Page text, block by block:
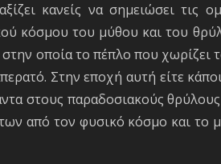
κανείς να σημειώσει τις
κόσμου του μύθου και του
στην οποία το πέπλο που
Στην εποχή αυτή είτε
στους παραδοσιακούς
από τον φυσικό κόσμο και το